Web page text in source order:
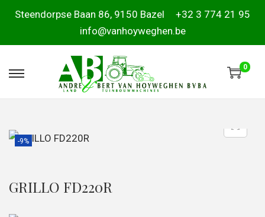
Steendorpse Baan 86, 9150 Bazel
+32 3 774 21 95
info@vanhoyweghen.be
0
-9%
GRILLO FD220R